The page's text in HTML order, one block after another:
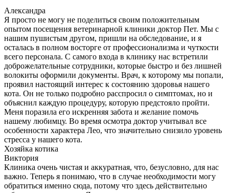
Александра
Я просто не могу не поделиться своим положительным
опытом посещения ветеринарной клиники доктор Пет. Мы с
нашим пушистым другом, пришли на обследование, и я
осталась в полном восторге от профессионализма и чуткости
всего персонала. С самого входа в клинику нас встретили
доброжелательные сотрудники, которые быстро и без лишней
волокиты оформили документы. Врач, к которому мы попали,
проявил настоящий интерес к состоянию здоровья нашего
кота. Он не только подробно расспросил о симптомах, но и
объяснил каждую процедуру, которую предстояло пройти.
Меня поразила его искренняя забота и желание помочь
нашему любимцу. Во время осмотра доктор учитывал все
особенности характера Лео, что значительно снизило уровень
стресса у нашего кота.
Хозяйка котика
Виктория
Клиника очень чистая и аккуратная, что, безусловно, для нас
важно. Теперь я понимаю, что в случае необходимости могу
обратиться именно сюда, потому что здесь действительно